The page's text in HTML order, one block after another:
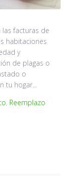
facturas de
habitaciones
y
de plagas o
o
tu hogar...
, Reemplazo